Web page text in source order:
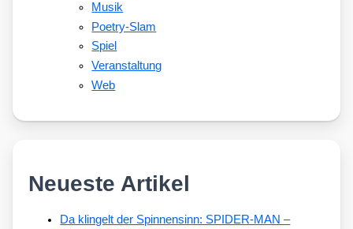
Musik
Poetry-Slam
Spiel
Veranstaltung
Web
Neueste Artikel
Da klingelt der Spinnensinn: SPIDER-MAN –